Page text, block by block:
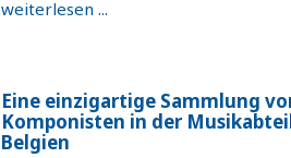
weiterlesen ...
Eine einzigartige Sammlung
Komponisten in der
Belgien